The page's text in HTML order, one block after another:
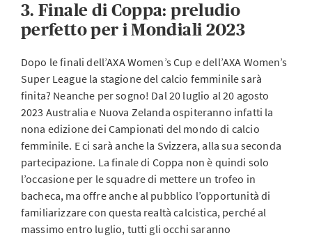
3. Finale di Coppa: preludio
perfetto per i Mondiali 2023
Dopo le finali dell’AXA Women’s Cup e dell’AXA Women’s
Super League la stagione del calcio femminile sarà
finita? Neanche per sogno! Dal 20 luglio al 20 agosto
2023 Australia e Nuova Zelanda ospiteranno infatti la
nona edizione dei Campionati del mondo di calcio
femminile. E ci sarà anche la Svizzera, alla sua seconda
partecipazione. La finale di Coppa non è quindi solo
l’occasione per le squadre di mettere un trofeo in
bacheca, ma offre anche al pubblico l’opportunità di
familiarizzare con questa realtà calcistica, perché al
massimo entro luglio, tutti gli occhi saranno